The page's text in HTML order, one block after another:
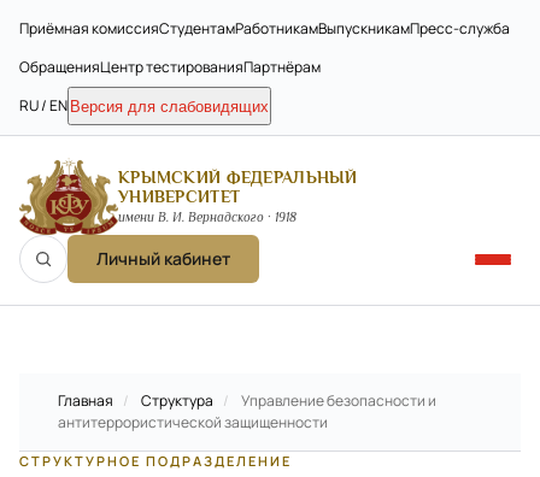
Приёмная комиссияСтудентамРаботникамВыпускникамПресс-служба
ОбращенияЦентр тестированияПартнёрам
RU / EN Версия для слабовидящих
КРЫМСКИЙ ФЕДЕРАЛЬНЫЙ
УНИВЕРСИТЕТ
имени В. И. Вернадского · 1918
Личный кабинет
Главная / Структура /
Управление безопасности и
антитеррористической защищенности
СТРУКТУРНОЕ ПОДРАЗДЕЛЕНИЕ